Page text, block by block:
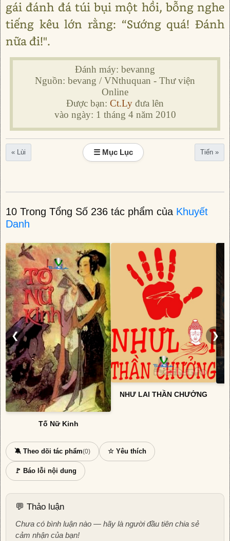
gái đánh đá túi bụi một hồi, bỗng nghe
tiếng kêu lớn rằng: “Sướng quá! Đánh
nữa đi!".
Đánh máy: bevanng
Nguồn: bevang / VNthuquan - Thư viện
Online
Được bạn: Ct.Ly đưa lên
vào ngày: 1 tháng 4 năm 2010
« Lùi ☰ Mục Lục Tiến »
10 Trong Tổng Số 236 tác phẩm của Khuyết
Danh
❮
Tố Nữ Kinh
NHƯ LAI THẦN CHƯỞNG
❯
🔕 Theo dõi tác phẩm(0) ☆ Yêu thích
🚩 Báo lỗi nội dung
💬 Thảo luận
Chưa có bình luận nào — hãy là người đầu tiên chia sẻ
cảm nhận của bạn!